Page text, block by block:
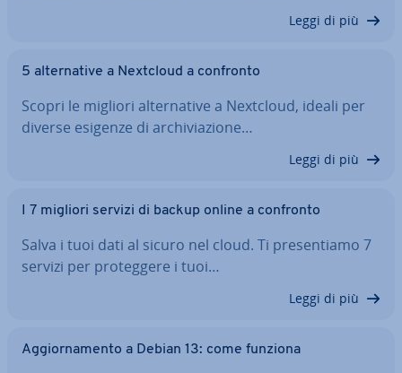
Leggi di più
5 al­ter­na­ti­ve a Nextcloud a confronto
Scopri le migliori al­ter­na­ti­ve a Nextcloud, ideali per
diverse esigenze di ar­chi­via­zio­ne…
Leggi di più
I 7 migliori servizi di backup online a confronto
Salva i tuoi dati al sicuro nel cloud. Ti pre­sen­tia­mo 7
servizi per pro­teg­ge­re i tuoi…
Leggi di più
Ag­gior­na­men­to a Debian 13: come funziona